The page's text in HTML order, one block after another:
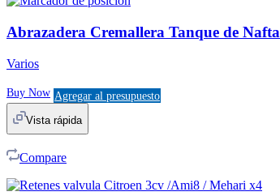
Abrazadera Cremallera Tanque de Nafta
Varios
Buy Now Agregar al presupuesto
Vista rápida
Compare